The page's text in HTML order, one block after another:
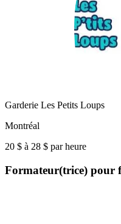
Garderie Les Petits Loups
Montréal
20 $ à 28 $ par heure
Formateur(trice) pour